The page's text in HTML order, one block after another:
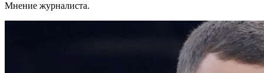
Мнение журналиста.